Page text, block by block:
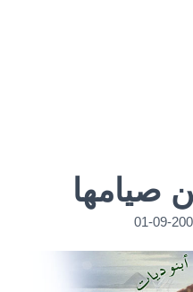
صيامها
2008-